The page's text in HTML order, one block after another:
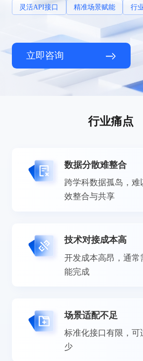
灵活API接口 精准场景赋能 行
立即咨询
行业痛点
数据分散难整合
跨学科数据孤岛，难
效整合与共享
技术对接成本高
开发成本高昂，通常
能完成
场景适配不足
标准化接口有限，可
少